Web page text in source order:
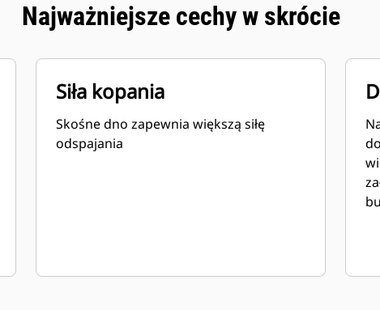
Najważniejsze cechy w skrócie
Siła kopania
Skośne dno zapewnia większą siłę
odspajania